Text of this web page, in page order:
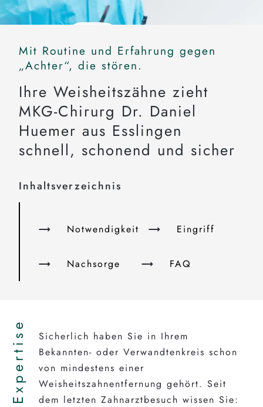
Mit Routine und Erfahrung gegen
„Achter“, die stören.
Ihre Weisheitszähne zieht
MKG-Chirurg Dr. Daniel
Huemer aus Esslingen
schnell, schonend und sicher
Inhaltsverzeichnis
Notwendigkeit Eingriff
Nachsorge FAQ
Expertise
Sicherlich haben Sie in Ihrem
Bekannten- oder Verwandtenkreis schon
von mindestens einer
Weisheitszahnentfernung gehört. Seit
dem letzten Zahnarztbesuch wissen Sie: